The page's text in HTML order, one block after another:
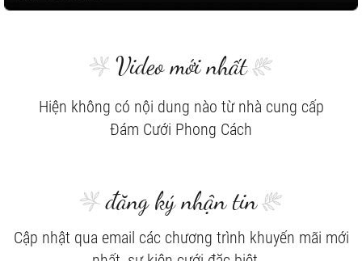
Video mới nhất
Hiện không có nội dung nào từ nhà cung cấp
Đám Cưới Phong Cách
đăng ký nhận tin
Cập nhật qua email các chương trình khuyến mãi mới